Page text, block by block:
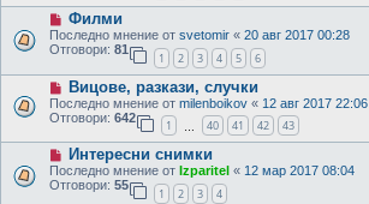
Филми
Последно мнение от svetomir « 20 авг 2017 00:28
Отговори: 81
1 2 3 4 5 6
Вицове, разкази, случки
Последно мнение от milenboikov « 12 авг 2017 22:06
Отговори: 642
1 40 41 42 43
Интересни снимки
Последно мнение от Izparitel « 12 мар 2017 08:04
Отговори: 55
1 2 3 4